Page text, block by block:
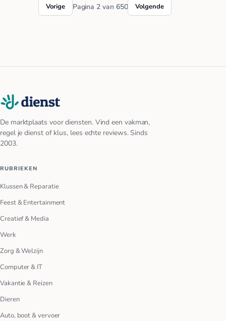
Vorige Pagina 2 van 650 Volgende
De marktplaats voor diensten. Vind een vakman,
regel je dienst of klus, lees echte reviews. Sinds
2003.
RUBRIEKEN
Klussen & Reparatie
Feest & Entertainment
Creatief & Media
Werk
Zorg & Welzijn
Computer & IT
Vakantie & Reizen
Dieren
Auto, boot & vervoer